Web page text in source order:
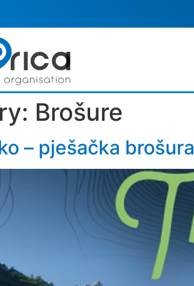
Brošure
– pješačka brošura